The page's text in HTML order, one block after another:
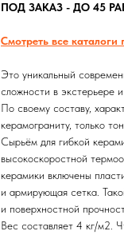
ПОД ЗАКАЗ - ДО 45
Смотреть все каталоги
Это уникальный
сложности в экстерьере
По своему составу,
керамограниту, только
Сырьём для гибкой
высокоскоростной
керамики включены
и армирующая сетка.
и поверхностной
Вес составляет 4 кг/м2.